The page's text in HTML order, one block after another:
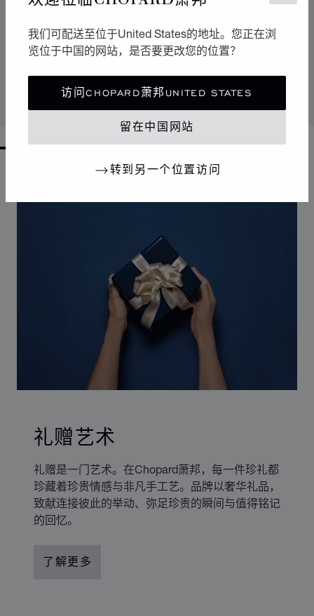
我们可配送至位于United States的地址。您正在浏
览位于中国的网站，是否要更改您的位置？
访问CHOPARD萧邦UNITED STATES
留在中国网站
转到另一个位置访问
转到幻灯片 1转到幻灯片 2
转到幻灯片 3
HERITAGE大号卡包
绿色/蓝色小牛皮
礼赠艺术
礼赠是一门艺术。在Chopard萧邦，每一件珍礼都
珍藏着珍贵情感与非凡手工艺。品牌以奢华礼品，
致献连接彼此的举动、弥足珍贵的瞬间与值得铭记
的回忆。
了解更多